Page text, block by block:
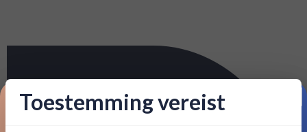
Toestemming vereist
Proost op je eerste korting!